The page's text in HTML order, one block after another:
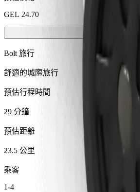
GEL 24.70
Bolt 旅行
舒適的城際旅行
預估行程時間
29 分鐘
預估距離
23.5 公里
乘客
1-4